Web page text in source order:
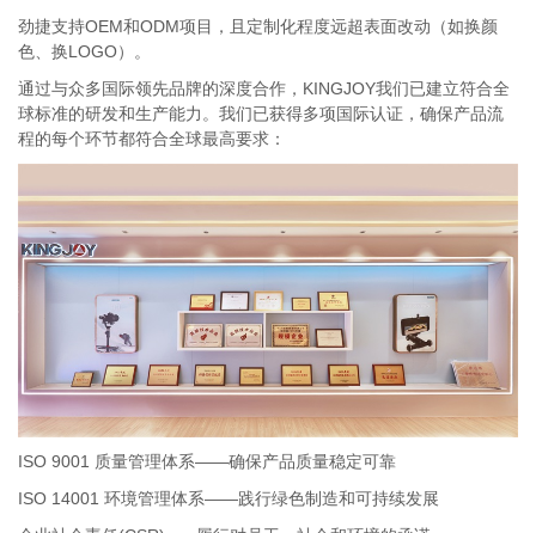
劲捷支持OEM和ODM项目，且定制化程度远超表面改动（如换颜
色、换LOGO）。
通过与众多国际领先品牌的深度合作，KINGJOY我们已建立符合全
球标准的研发和生产能力。我们已获得多项国际认证，确保产品流
程的每个环节都符合全球最高要求：
ISO 9001 质量管理体系——确保产品质量稳定可靠
ISO 14001 环境管理体系——践行绿色制造和可持续发展